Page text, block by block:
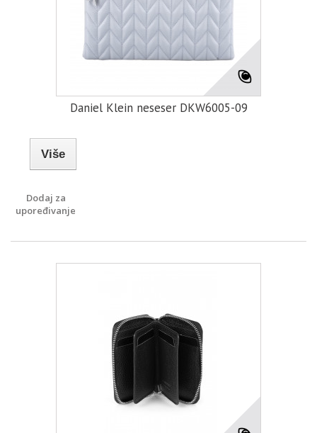
Daniel Klein neseser DKW6005-09
Više
Dodaj za
upoređivanje